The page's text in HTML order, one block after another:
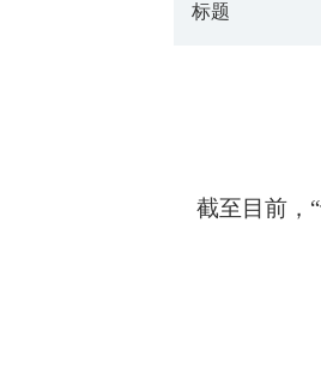
标题
截至目前，